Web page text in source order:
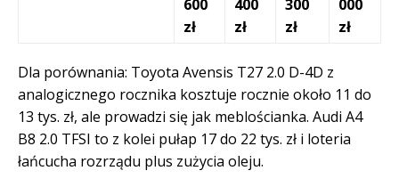
600
zł
400
zł
300
zł
000
zł
Dla porównania: Toyota Avensis T27 2.0 D-4D z
analogicznego rocznika kosztuje rocznie około 11 do
13 tys. zł, ale prowadzi się jak meblościanka. Audi A4
B8 2.0 TFSI to z kolei pułap 17 do 22 tys. zł i loteria
łańcucha rozrządu plus zużycia oleju.